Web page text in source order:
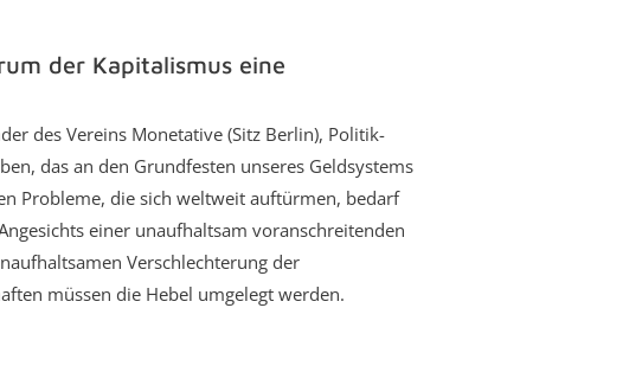
der Kapitalismus eine
des Vereins Monetative (Sitz Berlin), Politik-
das an den Grundfesten unseres Geldsystems
Probleme, die sich weltweit auftürmen, bedarf
einer unaufhaltsam voranschreitenden
Verschlechterung der
müssen die Hebel umgelegt werden.